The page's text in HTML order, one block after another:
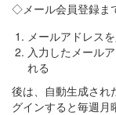
◇メール会員登録ま
メールアドレス
入力したメール
れる
後は、自動生成され
グインすると毎週月